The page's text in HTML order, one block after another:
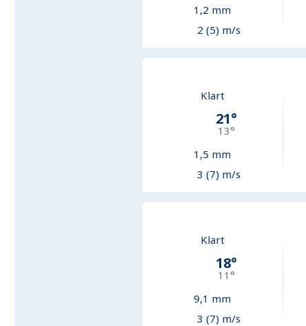
1,2 mm
2 (5) m/s
Klart
21°
13°
1,5 mm
3 (7) m/s
Klart
18°
11 °
9,1 mm
3 (7) m/s